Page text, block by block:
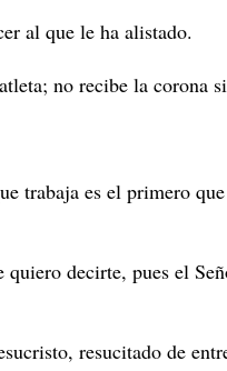
al que le ha alistado.
no recibe la corona
trabaja es el primero
quiero decirte, pues el
resucitado de